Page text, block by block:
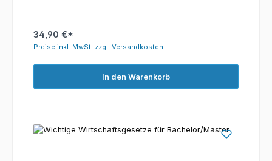
34,90 €*
Preise inkl. MwSt. zzgl. Versandkosten
In den Warenkorb